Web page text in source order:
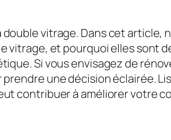
vitrage. Dans cet article,
et pourquoi elles sont
Si vous envisagez de
une décision éclairée.
contribuer à améliorer votre